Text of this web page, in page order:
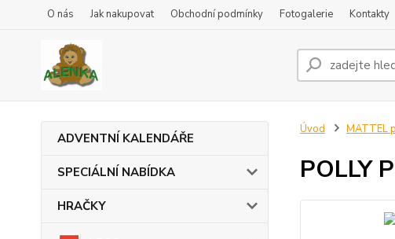
O nás Jak nakupovat Obchodní podmínky Fotogalerie Kontakty
ADVENTNÍ KALENDÁŘE
SPECIÁLNÍ NABÍDKA
HRAČKY
Úvod MATTEL
POLLY